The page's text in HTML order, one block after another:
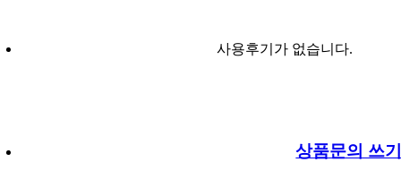
사용후기가 없습니다.
상품문의 쓰